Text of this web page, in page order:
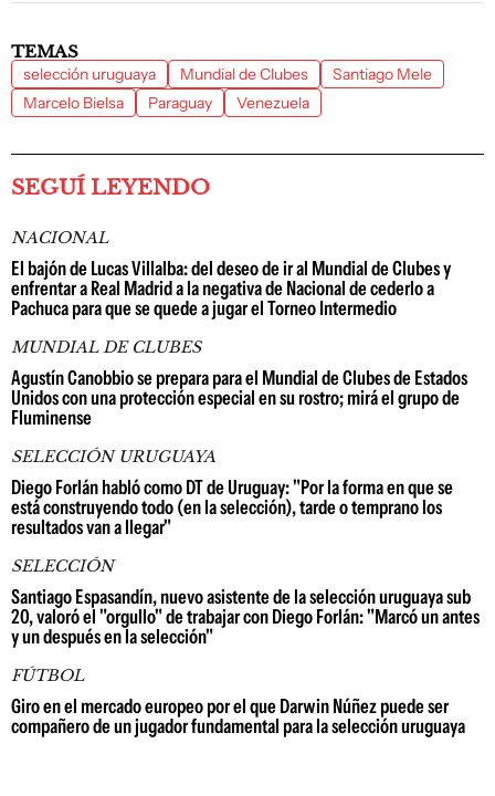
TEMAS
selección uruguaya Mundial de Clubes
Santiago Mele
Marcelo Bielsa
Paraguay Venezuela
SEGUÍ LEYENDO
NACIONAL
El bajón de Lucas Villalba: del deseo de ir al Mundial de Clubes y
enfrentar a Real Madrid a la negativa de Nacional de cederlo a
Pachuca para que se quede a jugar el Torneo Intermedio
MUNDIAL DE CLUBES
Agustín Canobbio se prepara para el Mundial de Clubes de Estados
Unidos con una protección especial en su rostro; mirá el grupo de
Fluminense
SELECCIÓN URUGUAYA
Diego Forlán habló como DT de Uruguay: "Por la forma en que se
está construyendo todo (en la selección), tarde o temprano los
resultados van a llegar"
SELECCIÓN
Santiago Espasandín, nuevo asistente de la selección uruguaya sub
20, valoró el "orgullo" de trabajar con Diego Forlán: "Marcó un antes
y un después en la selección"
FÚTBOL
Giro en el mercado europeo por el que Darwin Núñez puede ser
compañero de un jugador fundamental para la selección uruguaya